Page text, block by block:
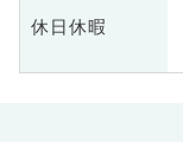
休日休暇